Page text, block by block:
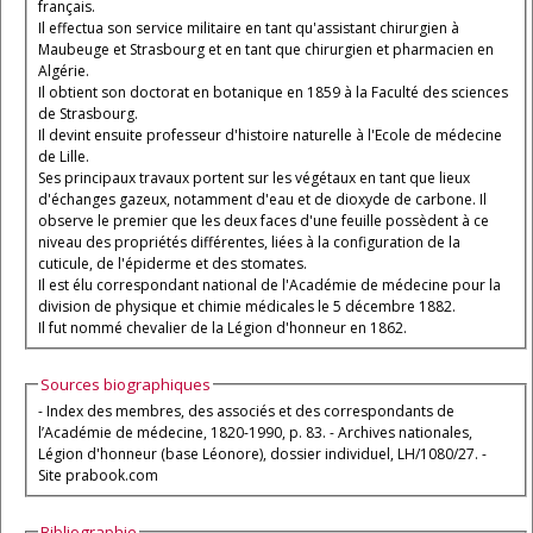
français.
Il effectua son service militaire en tant qu'assistant chirurgien à
Maubeuge et Strasbourg et en tant que chirurgien et pharmacien en
Algérie.
Il obtient son doctorat en botanique en 1859 à la Faculté des sciences
de Strasbourg.
Il devint ensuite professeur d'histoire naturelle à l'Ecole de médecine
de Lille.
Ses principaux travaux portent sur les végétaux en tant que lieux
d'échanges gazeux, notamment d'eau et de dioxyde de carbone. Il
observe le premier que les deux faces d'une feuille possèdent à ce
niveau des propriétés différentes, liées à la configuration de la
cuticule, de l'épiderme et des stomates.
Il est élu correspondant national de l'Académie de médecine pour la
division de physique et chimie médicales le 5 décembre 1882.
Il fut nommé chevalier de la Légion d'honneur en 1862.
Sources biographiques
- Index des membres, des associés et des correspondants de
l’Académie de médecine, 1820-1990, p. 83. - Archives nationales,
Légion d'honneur (base Léonore), dossier individuel, LH/1080/27. -
Site prabook.com